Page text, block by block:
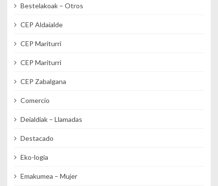
Bestelakoak – Otros
CEP Aldaialde
CEP Mariturri
CEP Mariturri
CEP Zabalgana
Comercio
Deialdiak – Llamadas
Destacado
Eko-logia
Emakumea – Mujer